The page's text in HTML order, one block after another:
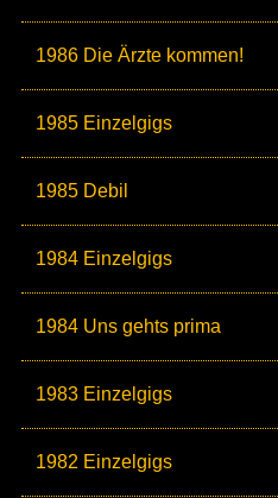
1986 Die Ärzte kommen!
1985 Einzelgigs
1985 Debil
1984 Einzelgigs
1984 Uns gehts prima
1983 Einzelgigs
1982 Einzelgigs